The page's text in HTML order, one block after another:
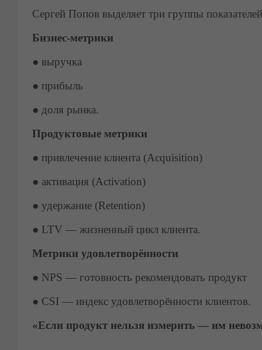
Сергей Попов выделяет три группы
Бизнес-метрики
● выручка
● прибыль
● доля рынка.
Продуктовые метрики
● привлечение клиента (Acquisition)
● активация (Activation)
● удержание (Retention)
● LTV — жизненный цикл клиента.
Метрики удовлетворённости
● NPS — готовность рекомендовать продукт
● CSI — индекс удовлетворённости клиентов.
«Если продукт нельзя измерить — им